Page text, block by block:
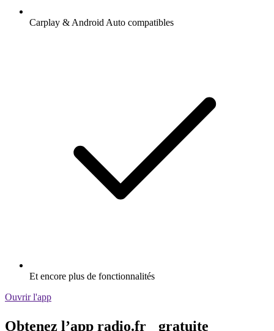
Carplay & Android Auto compatibles
Et encore plus de fonctionnalités
Ouvrir l'app
Obtenez l’app radio.fr gratuite